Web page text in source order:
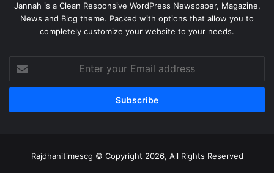
Jannah is a Clean Responsive WordPress Newspaper, Magazine,
News and Blog theme. Packed with options that allow you to
completely customize your website to your needs.
your
Email
Rajdhanitimescg © Copyright 2026, All Rights Reserved